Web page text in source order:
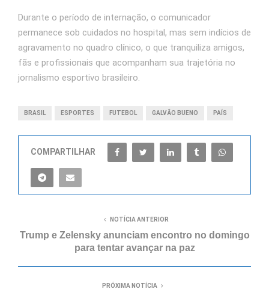
Durante o período de internação, o comunicador
permanece sob cuidados no hospital, mas sem indícios de
agravamento no quadro clínico, o que tranquiliza amigos,
fãs e profissionais que acompanham sua trajetória no
jornalismo esportivo brasileiro.
BRASIL ESPORTES FUTEBOL GALVÃO BUENO PAÍS
COMPARTILHAR
NOTÍCIA ANTERIOR
Trump e Zelensky anunciam encontro no domingo
para tentar avançar na paz
PRÓXIMA NOTÍCIA